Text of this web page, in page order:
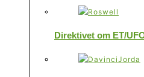
Direktivet om ET/